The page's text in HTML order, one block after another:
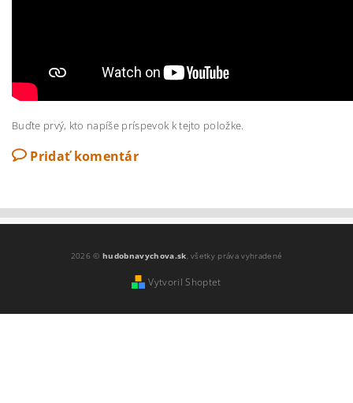
Buďte prvý, kto napíše príspevok k tejto položke.
Pridať komentár
2026 ©hudobnavychova.sk, všetky práva vyhradené
Vytvoril Shoptet